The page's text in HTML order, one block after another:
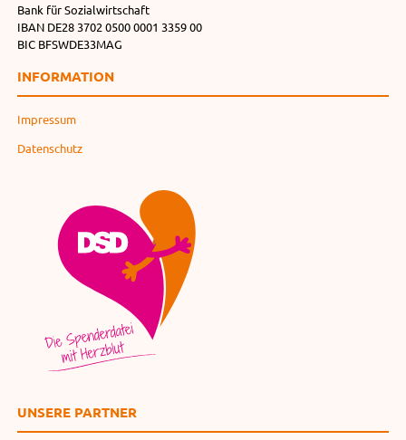
Bank für Sozialwirtschaft
IBAN DE28 3702 0500 0001 3359 00
BIC BFSWDE33MAG
INFORMATION
Impressum
Datenschutz
UNSERE PARTNER